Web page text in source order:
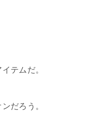
テムだ。
だろう。